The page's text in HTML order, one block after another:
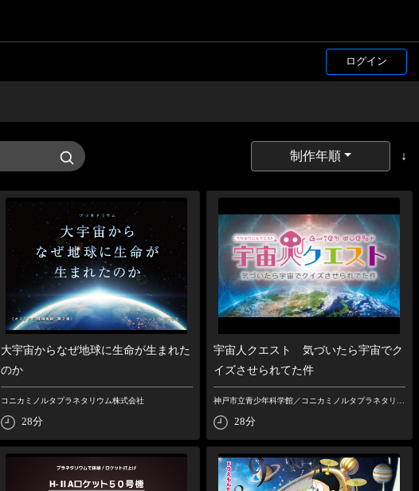
ログイン
制作年順 ↓
大宇宙からなぜ地球に生命が生まれた
のか
コニカミノルタプラネタリウム株式会社
28分
宇宙人クエスト 気づいたら宇宙でク
イズさせられてた件
神戸市立青少年科学館／コニカミノルタプラネタリウム株式会社
28分